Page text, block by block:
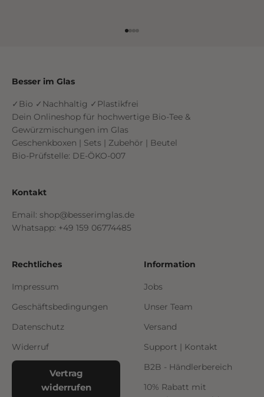
Besser im Glas
✓Bio ✓Nachhaltig ✓Plastikfrei
Dein Onlineshop für hochwertige Bio-Tee &
Gewürzmischungen im Glas
Geschenkboxen | Sets | Zubehör | Beutel
Bio-Prüfstelle: DE-ÖKO-007
Kontakt
Email: shop@besserimglas.de
Whatsapp: +49 159 06774485
Rechtliches
Impressum
Geschäftsbedingungen
Datenschutz
Widerruf
Vertrag
widerrufen
Information
Jobs
Unser Team
Versand
Support | Kontakt
B2B - Händlerbereich
10% Rabatt mit